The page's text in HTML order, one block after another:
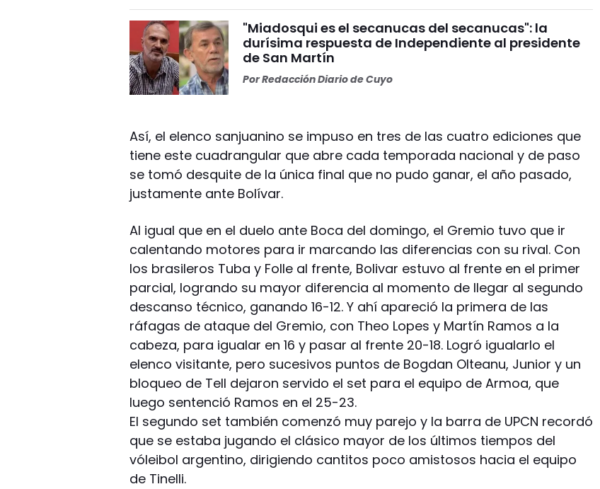
"Miadosqui es el secanucas del secanucas": la
durísima respuesta de Independiente al presidente
de San Martín
PorRedacción Diario de Cuyo
Así, el elenco sanjuanino se impuso en tres de las cuatro ediciones que
tiene este cuadrangular que abre cada temporada nacional y de paso
se tomó desquite de la única final que no pudo ganar, el año pasado,
justamente ante Bolívar.
Al igual que en el duelo ante Boca del domingo, el Gremio tuvo que ir
calentando motores para ir marcando las diferencias con su rival. Con
los brasileros Tuba y Folle al frente, Bolivar estuvo al frente en el primer
parcial, logrando su mayor diferencia al momento de llegar al segundo
descanso técnico, ganando 16-12. Y ahí apareció la primera de las
ráfagas de ataque del Gremio, con Theo Lopes y Martín Ramos a la
cabeza, para igualar en 16 y pasar al frente 20-18. Logró igualarlo el
elenco visitante, pero sucesivos puntos de Bogdan Olteanu, Junior y un
bloqueo de Tell dejaron servido el set para el equipo de Armoa, que
luego sentenció Ramos en el 25-23.
El segundo set también comenzó muy parejo y la barra de UPCN recordó
que se estaba jugando el clásico mayor de los últimos tiempos del
vóleibol argentino, dirigiendo cantitos poco amistosos hacia el equipo
de Tinelli.